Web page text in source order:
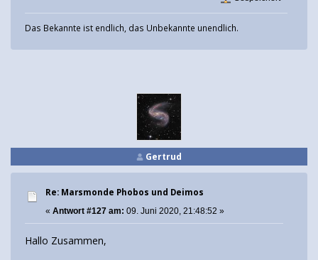
Das Bekannte ist endlich, das Unbekannte unendlich.
Gertrud
Re: Marsmonde Phobos und Deimos
« Antwort #127 am: 09. Juni 2020, 21:48:52 »
Hallo Zusammen,